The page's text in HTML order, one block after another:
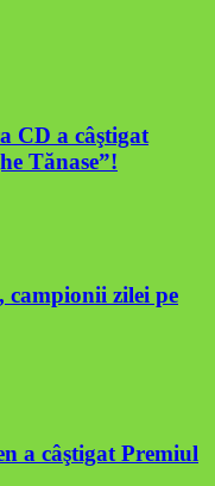
CD a câştigat
Tănase”!
zilei pe
a câştigat Premiul